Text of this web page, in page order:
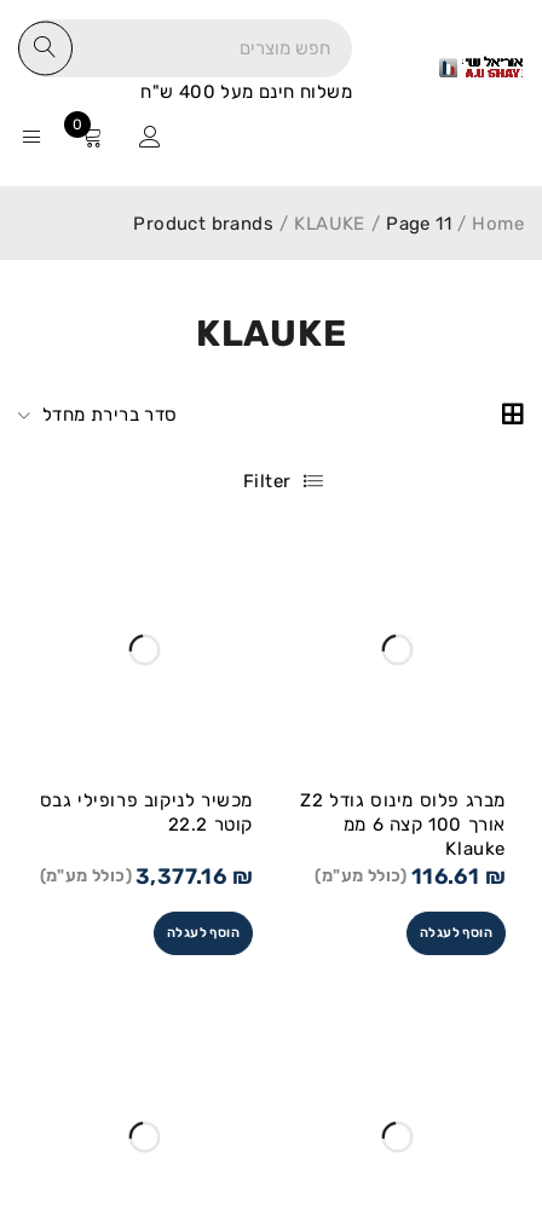
משלוח חינם מעל 400 ש"ח
0
KLAUKE
Home
/
Product brands / KLAUKE / Page 11
סדר ברירת מחדל
Filter
מברג פלוס מינוס גודל Z2
אורך 100 קצה 6 ממ
Klauke
116.61 ₪ (כולל מע"מ)
הוסף לעגלה
מכשיר לניקוב פרופילי גבס
קוטר 22.2
3,377.16 ₪ (כולל מע"מ)
הוסף לעגלה